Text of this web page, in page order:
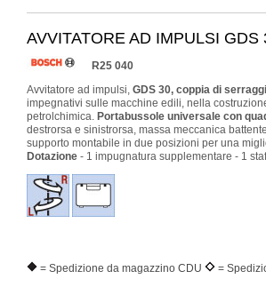
AVVITATORE AD IMPULSI GDS
R25 040
Avvitatore ad impulsi, GDS 30, coppia di
impegnativi sulle macchine edili, nella
petrolchimica. Portabussole universale con
destrorsa e sinistrorsa, massa meccanica
supporto montabile in due posizioni per una
Dotazione - 1 impugnatura supplementare - 1
= Spedizione da magazzino CDU =